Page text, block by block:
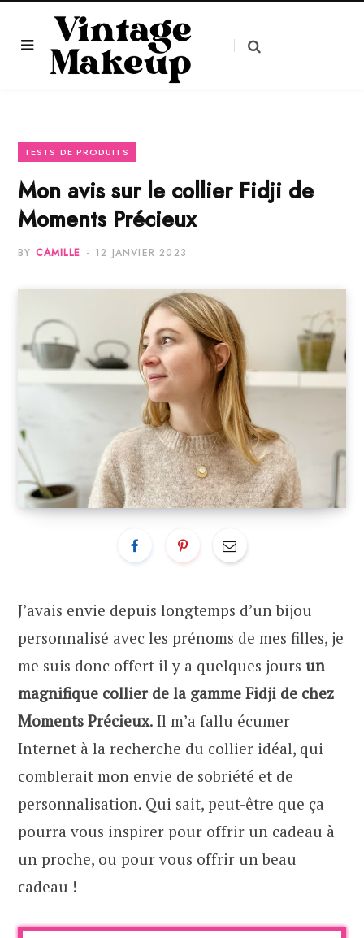
TESTS DE PRODUITS
Mon avis sur le collier Fidji de
Moments Précieux
BY CAMILLE 12 JANVIER 2023
J’avais envie depuis longtemps d’un bijou
personnalisé avec les prénoms de mes filles, je
me suis donc offert il y a quelques jours un
magnifique collier de la gamme Fidji de chez
Moments Précieux. Il m’a fallu écumer
Internet à la recherche du collier idéal, qui
comblerait mon envie de sobriété et de
personnalisation. Qui sait, peut-être que ça
pourra vous inspirer pour offrir un cadeau à
un proche, ou pour vous offrir un beau
cadeau !